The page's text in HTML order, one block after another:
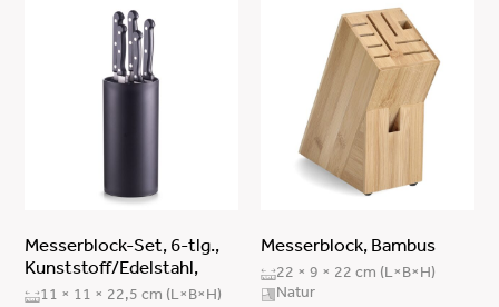
Messerblock-Set, 6-tlg.,
Kunststoff/Edelstahl,
11 × 11 × 22,5 cm (L×B×H)
Messerblock, Bambus
22 × 9 × 22 cm (L×B×H)
Natur